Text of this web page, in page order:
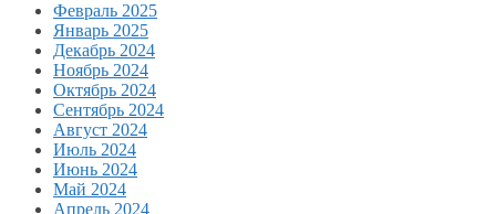
Февраль 2025
Январь 2025
Декабрь 2024
Ноябрь 2024
Октябрь 2024
Сентябрь 2024
Август 2024
Июль 2024
Июнь 2024
Май 2024
Апрель 2024